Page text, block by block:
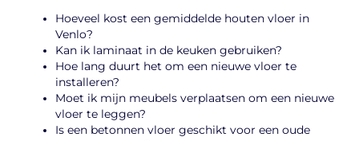
Hoeveel kost een gemiddelde houten vloer in
Venlo?
Kan ik laminaat in de keuken gebruiken?
Hoe lang duurt het om een ​​nieuwe vloer te
installeren?
Moet ik mijn meubels verplaatsen om een ​​nieuwe
vloer te leggen?
Is een betonnen vloer geschikt voor een oude